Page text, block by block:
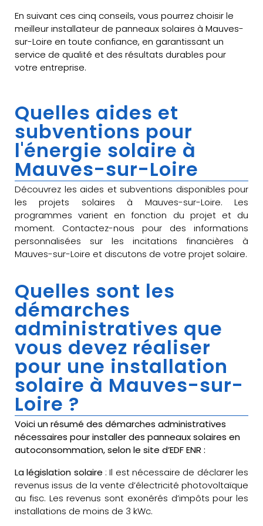
En suivant ces cinq conseils, vous pourrez choisir le
meilleur installateur de panneaux solaires à Mauves-
sur-Loire en toute confiance, en garantissant un
service de qualité et des résultats durables pour
votre entreprise.
Quelles aides et
subventions pour
l'énergie solaire à
Mauves-sur-Loire
Découvrez les aides et subventions disponibles pour
les projets solaires à Mauves-sur-Loire. Les
programmes varient en fonction du projet et du
moment. Contactez-nous pour des informations
personnalisées sur les incitations financières à
Mauves-sur-Loire et discutons de votre projet solaire.
Quelles sont les
démarches
administratives que
vous devez réaliser
pour une installation
solaire à Mauves-sur-
Loire ?
Voici un résumé des démarches administratives
nécessaires pour installer des panneaux solaires en
autoconsommation, selon le site d’EDF ENR :
La législation solaire : Il est nécessaire de déclarer les
revenus issus de la vente d’électricité photovoltaïque
au fisc. Les revenus sont exonérés d’impôts pour les
installations de moins de 3 kWc.